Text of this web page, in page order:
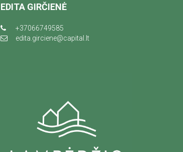
EDITA GIRČIENĖ
+37066749585
edita.girciene@capital.lt